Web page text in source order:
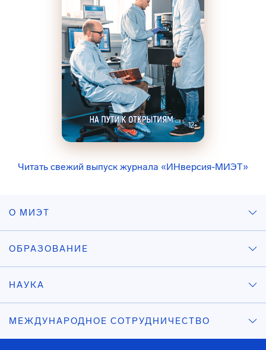
Читать свежий выпуск журнала «ИНверсия-МИЭТ»
О МИЭТ
ОБРАЗОВАНИЕ
НАУКА
МЕЖДУНАРОДНОЕ СОТРУДНИЧЕСТВО